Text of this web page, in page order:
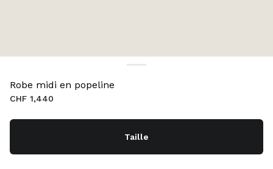
Robe midi en popeline
CHF 1,440
Taille